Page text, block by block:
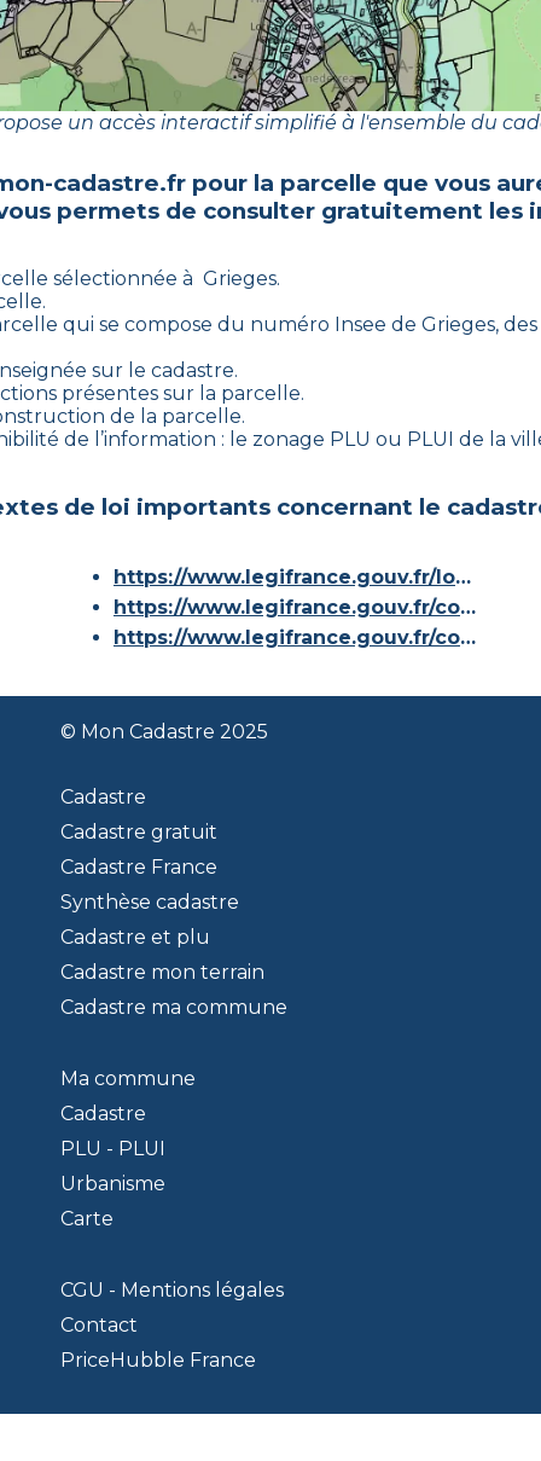
un accès interactif simplifié à l'ensemble du
cadastre.fr pour la parcelle que vous
permets de consulter gratuitement les
sélectionnée à Grieges.
qui se compose du numéro Insee de Grieges,
sur le cadastre.
présentes sur la parcelle.
de la parcelle.
de l’information : le zonage PLU ou PLUI de la
de loi importants concernant le
https://www.legifrance.gouv.fr/loda/id/JORFTEXT000000686267/
https://www.legifrance.gouv.fr/codes/article_lc/LEGIARTI000036588629/
https://www.legifrance.gouv.fr/codes/id/LEGISCTA000006180153/
© Mon Cadastre 2025
Cadastre
Cadastre gratuit
Cadastre France
Synthèse cadastre
Cadastre et plu
Cadastre mon terrain
Cadastre ma commune
Ma commune
Cadastre
PLU - PLUI
Urbanisme
Carte
CGU - Mentions légales
Contact
PriceHubble France